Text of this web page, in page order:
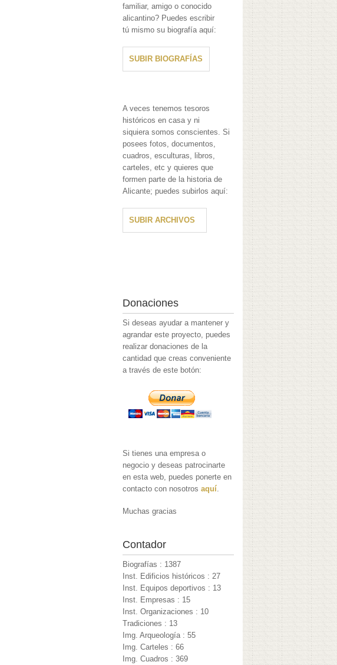
familiar, amigo o conocido
alicantino? Puedes escribir
tú mismo su biografía aquí:
SUBIR BIOGRAFÍAS
A veces tenemos tesoros
históricos en casa y ni
siquiera somos conscientes. Si
posees fotos, documentos,
cuadros, esculturas, libros,
carteles, etc y quieres que
formen parte de la historia de
Alicante; puedes subirlos aquí:
SUBIR ARCHIVOS
Donaciones
Si deseas ayudar a mantener y
agrandar este proyecto, puedes
realizar donaciones de la
cantidad que creas conveniente
a través de este botón:
Si tienes una empresa o
negocio y deseas patrocinarte
en esta web, puedes ponerte en
contacto con nosotrosaquí.
Muchas gracias
Contador
Biografías : 1387
Inst. Edificios históricos : 27
Inst. Equipos deportivos : 13
Inst. Empresas : 15
Inst. Organizaciones : 10
Tradiciones : 13
Img. Arqueología : 55
Img. Carteles : 66
Img. Cuadros : 369